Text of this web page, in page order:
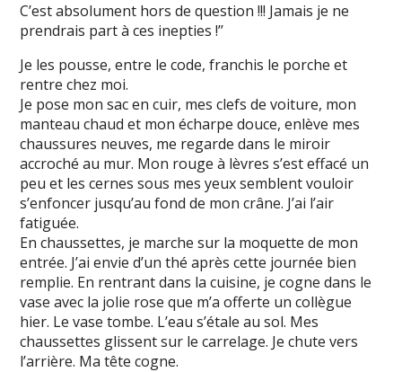
C’est absolument hors de question !!! Jamais je ne
prendrais part à ces inepties !’’
Je les pousse, entre le code, franchis le porche et
rentre chez moi.
Je pose mon sac en cuir, mes clefs de voiture, mon
manteau chaud et mon écharpe douce, enlève mes
chaussures neuves, me regarde dans le miroir
accroché au mur. Mon rouge à lèvres s’est effacé un
peu et les cernes sous mes yeux semblent vouloir
s’enfoncer jusqu’au fond de mon crâne. J’ai l’air
fatiguée.
En chaussettes, je marche sur la moquette de mon
entrée. J’ai envie d’un thé après cette journée bien
remplie. En rentrant dans la cuisine, je cogne dans le
vase avec la jolie rose que m’a offerte un collègue
hier. Le vase tombe. L’eau s’étale au sol. Mes
chaussettes glissent sur le carrelage. Je chute vers
l’arrière. Ma tête cogne.